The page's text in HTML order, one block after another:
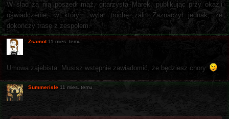
W ślad za nią poszedł mąż, gitarzysta Marek, publikując przy okazji
oświadczenie, w którym wylał trochę żali. Zaznaczył jednak, że
dokończy trasę z zespołem.
Zsamot 11 mies. temu
Umowa zajebista. Musisz wstępnie zawiadomić, że będziesz chory.
Summerisle 11 mies. temu